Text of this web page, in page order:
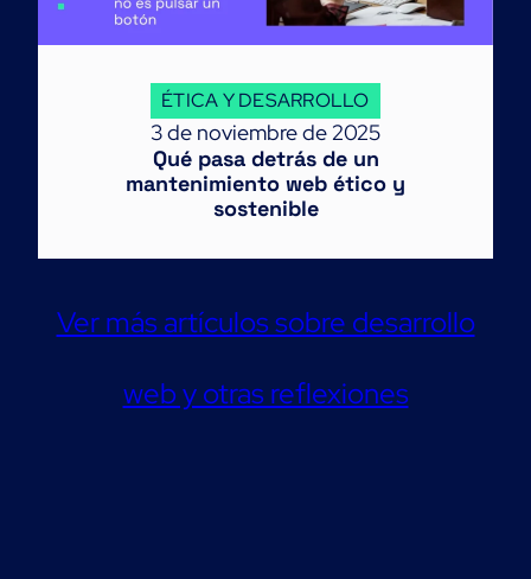
ÉTICA Y DESARROLLO
3 de noviembre de 2025
Qué pasa detrás de un
mantenimiento web ético y
sostenible
Ver más artículos sobre desarrollo
web y otras reflexiones